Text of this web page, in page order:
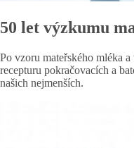
50 let výzkumu
Po vzoru mateřského mléka
recepturu pokračovacích a
našich nejmenších.